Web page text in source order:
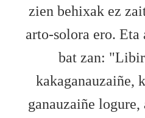
zien behixak ez
arto-solora ero. Eta
bat zan:
kakaganauzaiñe,
ganauzaiñe